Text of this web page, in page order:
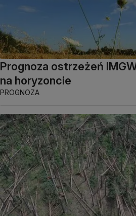
Prognoza ostrzeżeń
na horyzoncie
PROGNOZA